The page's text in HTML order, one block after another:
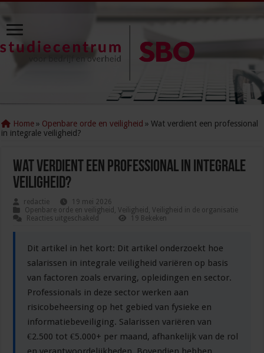
Home » Openbare orde en veiligheid » Wat verdient een professional
in integrale veiligheid?
Wat verdient een professional in integrale
veiligheid?
redactie
19 mei 2026
Openbare orde en veiligheid ,Veiligheid ,Veiligheid in de organisatie
Reacties uitgeschakeld
professional
integrale
veiligheid?
19 Bekeken
Dit artikel in het kort: Dit artikel onderzoekt hoe
salarissen in integrale veiligheid variëren op basis
van factoren zoals ervaring, opleidingen en sector.
Professionals in deze sector werken aan
risicobeheersing op het gebied van fysieke en
informatiebeveiliging. Salarissen variëren van
€2.500 tot €5.000+ per maand, afhankelijk van de rol